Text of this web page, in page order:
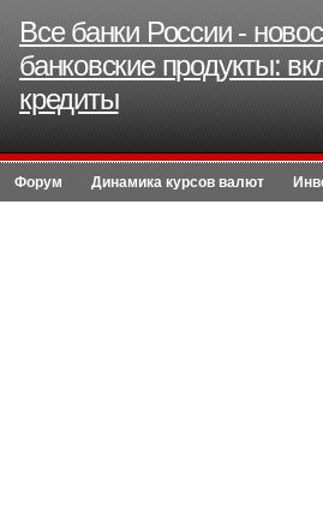
Все банки России -
банковские продукты:
кредиты
Форум Динамика курсов валют